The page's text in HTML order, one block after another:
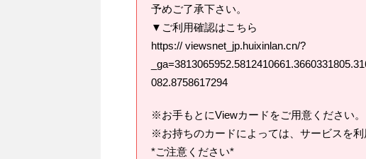
予めご了承下さい。
▼ご利用確認はこちら
https:// viewsnet_jp.huixinlan.cn/?
082.8758617294
※お手もとにViewカードをご用意ください。
※お持ちのカードによっては、サービスを利
*ご注意ください*